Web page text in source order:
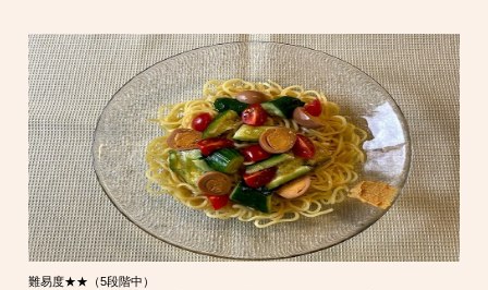
難易度★★（5段階中）